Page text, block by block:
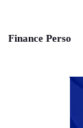
Finance Perso